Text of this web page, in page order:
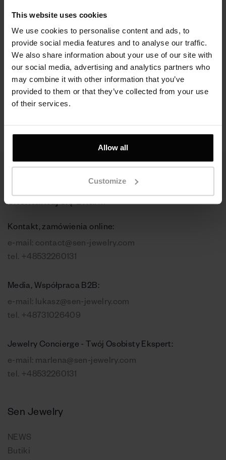
This website uses cookies
We use cookies to personalise content and ads, to
provide social media features and to analyse our traffic.
We also share information about your use of our site with
our social media, advertising and analytics partners who
may combine it with other information that you’ve
provided to them or that they’ve collected from your use
of their services.
Allow all
Customize
Pierścionek Rock,
srebro próby 925
510 zł
Pierścionek srebrny -
Rare
Skontaktuj się z nami
Kontakt, zamówienia online:
e-mail: contact@sen-jewelry.com
tel. +48532260131
Media, Współpraca B2B:
e-mail: lukasz@sen-jewelry.com
tel. +48731026409
Jewelry Concierge - Twój Osobisty Ekspert:
e-mail: marlena@sen-jewelry.com
tel. +48532260131
Sen Jewelry
NEWS
Butiki